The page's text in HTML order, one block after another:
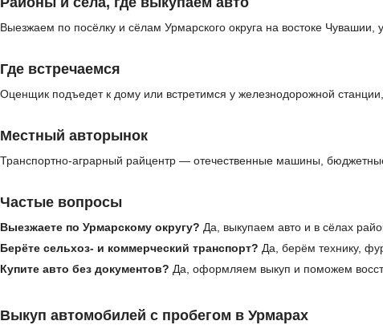
Выезжаем по посёлку и сёлам Урмарского округа на востоке
Где встречаемся
Оценщик подъедет к дому или встретимся у железнодорожной
Местный авторынок
Транспортно-аграрный райцентр — отечественные машины,
Частые вопросы
Выезжаете по Урмарскому округу? Да, выкупаем авто и в сёлах
Берёте сельхоз- и коммерческий транспорт? Да, берём технику,
Купите авто без документов? Да, оформляем выкуп и поможем
Выкуп автомобилей с пробегом в Урмарах